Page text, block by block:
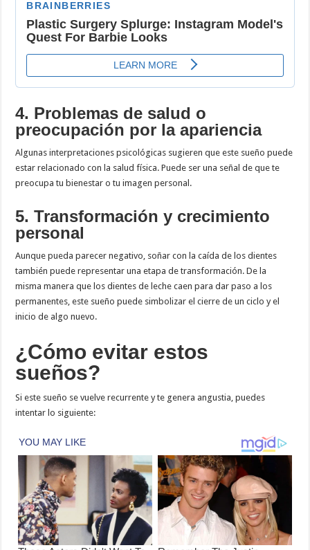
4. Problemas de salud o
preocupación por la apariencia
Algunas interpretaciones psicológicas sugieren que este sueño puede
estar relacionado con la salud física. Puede ser una señal de que te
preocupa tu bienestar o tu imagen personal.
5. Transformación y crecimiento
personal
Aunque pueda parecer negativo, soñar con la caída de los dientes
también puede representar una etapa de transformación. De la
misma manera que los dientes de leche caen para dar paso a los
permanentes, este sueño puede simbolizar el cierre de un ciclo y el
inicio de algo nuevo.
¿Cómo evitar estos
sueños?
Si este sueño se vuelve recurrente y te genera angustia, puedes
intentar lo siguiente: